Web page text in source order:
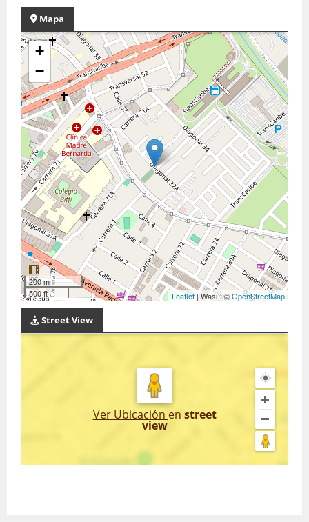
Mapa
+
−
200 m
500 ft
Leaflet | Wasi - ©OpenStreetMap
Street View
Ver Ubicación en street
view